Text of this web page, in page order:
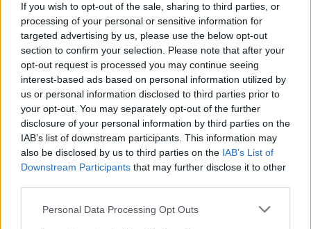
If you wish to opt-out of the sale, sharing to third parties, or
processing of your personal or sensitive information for
targeted advertising by us, please use the below opt-out
section to confirm your selection. Please note that after your
opt-out request is processed you may continue seeing
interest-based ads based on personal information utilized by
us or personal information disclosed to third parties prior to
your opt-out. You may separately opt-out of the further
disclosure of your personal information by third parties on the
IAB’s list of downstream participants. This information may
also be disclosed by us to third parties on the IAB’s List of
Downstream Participants that may further disclose it to other
Please note that this website/app uses one or more Google
Personal Data Processing Opt Outs
Συναγερμός σήμανε το πρωί του Σαββάτου
(13/6) στηΒιομηχανική Περιοχή της Σίνδου
στη δυτικήΘεσσαλονίκη , όπου μία 56χρονη
εργαζόμενη έχασε τη ζωή της σε εργατικό
δυστύχημα .
Σε εξέλιξη έρευνα από τις αρμόδιες
αρχές